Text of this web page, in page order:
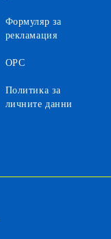
Формуляр за
рекламация
ОРС
Политика за
личните данни